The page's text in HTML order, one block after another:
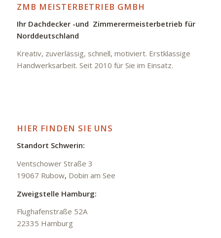
ZMB MEISTERBETRIEB GMBH
Ihr Dachdecker -und Zimmerermeisterbetrieb für
Norddeutschland
Kreativ, zuverlässig, schnell, motiviert. Erstklassige
Handwerksarbeit. Seit 2010 für Sie im Einsatz.
HIER FINDEN SIE UNS
Standort Schwerin:
Ventschower Straße 3
19067 Rubow, Dobin am See
Zweigstelle Hamburg:
Flughafenstraße 52A
22335 Hamburg